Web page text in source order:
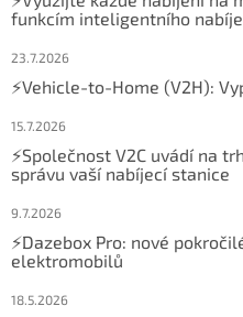
funkcím inteligentního
23.7.2026
⚡Vehicle-to-Home (V2H):
15.7.2026
⚡Společnost V2C uvádí na
správu vaší nabíjecí stanice
9.7.2026
⚡Dazebox Pro: nové
elektromobilů
18.5.2026